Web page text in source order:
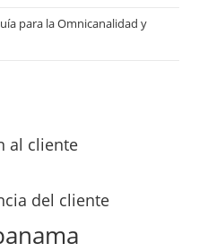
para la Omnicanalidad y
al cliente
del cliente